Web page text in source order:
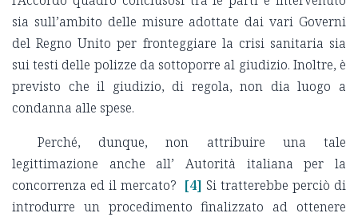
sia sull’ambito delle misure adottate dai vari Governi
del Regno Unito per fronteggiare la crisi sanitaria sia
sui testi delle polizze da sottoporre al giudizio. Inoltre, è
previsto che il giudizio, di regola, non dia luogo a
condanna alle spese.
Perché, dunque, non attribuire una tale
legittimazione anche all’ Autorità italiana per la
concorrenza ed il mercato? [4] Si tratterebbe perciò di
introdurre un procedimento finalizzato ad ottenere